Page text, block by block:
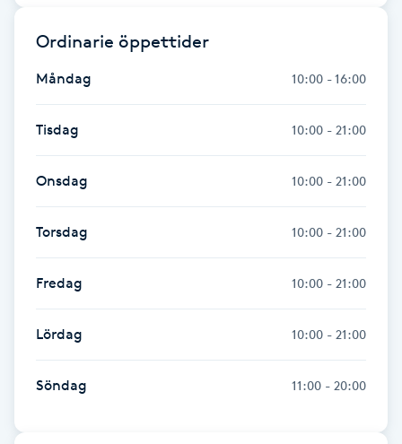
Enzympeeling
Fet hårbotten
Ordinarie öppettider
Måndag 10:00 - 16:00
Tisdag 10:00 - 21:00
Onsdag 10:00 - 21:00
Torsdag 10:00 - 21:00
Fredag 10:00 - 21:00
Lördag 10:00 - 21:00
Söndag 11:00 - 20:00